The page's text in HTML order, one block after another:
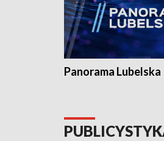
Panorama Lubelska